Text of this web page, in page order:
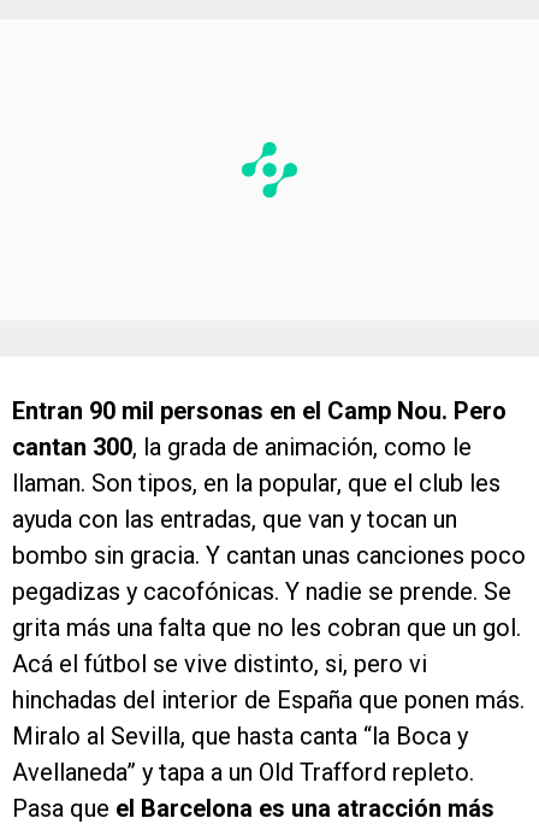
Entran 90 mil personas en el Camp Nou. Pero
cantan 300, la grada de animación, como le
llaman. Son tipos, en la popular, que el club les
ayuda con las entradas, que van y tocan un
bombo sin gracia. Y cantan unas canciones poco
pegadizas y cacofónicas. Y nadie se prende. Se
grita más una falta que no les cobran que un gol.
Acá el fútbol se vive distinto, si, pero vi
hinchadas del interior de España que ponen más.
Miralo al Sevilla, que hasta canta “la Boca y
Avellaneda” y tapa a un Old Trafford repleto.
Pasa que el Barcelona es una atracción más